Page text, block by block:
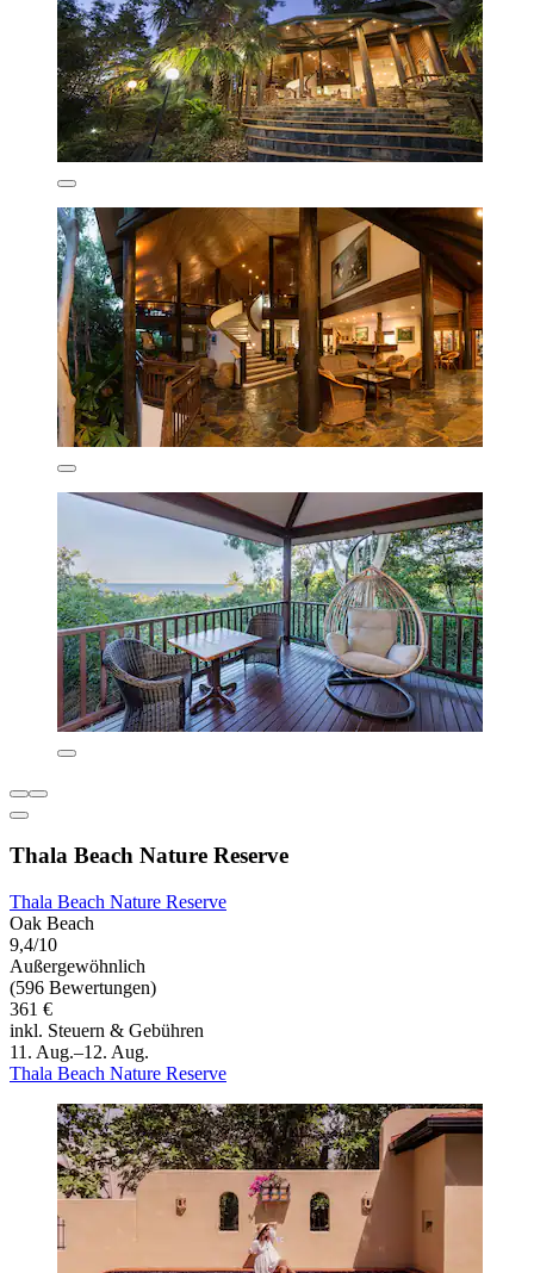
Thala Beach Nature Reserve
Thala Beach Nature Reserve
Oak Beach
9,4/10
Außergewöhnlich
(596 Bewertungen)
361 €
inkl. Steuern & Gebühren
11. Aug.–12. Aug.
Thala Beach Nature Reserve